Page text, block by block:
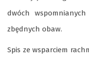
dwóch
zbędnych obaw.
Spis ze wsparciem